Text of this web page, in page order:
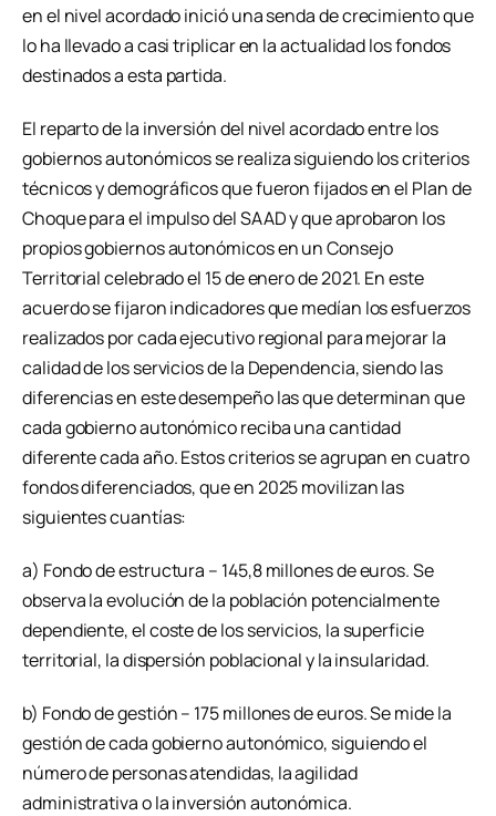
en el nivel acordado inició una senda de crecimiento que
lo ha llevado a casi triplicar en la actualidad los fondos
destinados a esta partida.
El reparto de la inversión del nivel acordado entre los
gobiernos autonómicos se realiza siguiendo los criterios
técnicos y demográficos que fueron fijados en el Plan de
Choque para el impulso del SAAD y que aprobaron los
propios gobiernos autonómicos en un Consejo
Territorial celebrado el 15 de enero de 2021. En este
acuerdo se fijaron indicadores que medían los esfuerzos
realizados por cada ejecutivo regional para mejorar la
calidad de los servicios de la Dependencia, siendo las
diferencias en este desempeño las que determinan que
cada gobierno autonómico reciba una cantidad
diferente cada año. Estos criterios se agrupan en cuatro
fondos diferenciados, que en 2025 movilizan las
siguientes cuantías:
a) Fondo de estructura – 145,8 millones de euros. Se
observa la evolución de la población potencialmente
dependiente, el coste de los servicios, la superficie
territorial, la dispersión poblacional y la insularidad.
b) Fondo de gestión – 175 millones de euros. Se mide la
gestión de cada gobierno autonómico, siguiendo el
número de personas atendidas, la agilidad
administrativa o la inversión autonómica.